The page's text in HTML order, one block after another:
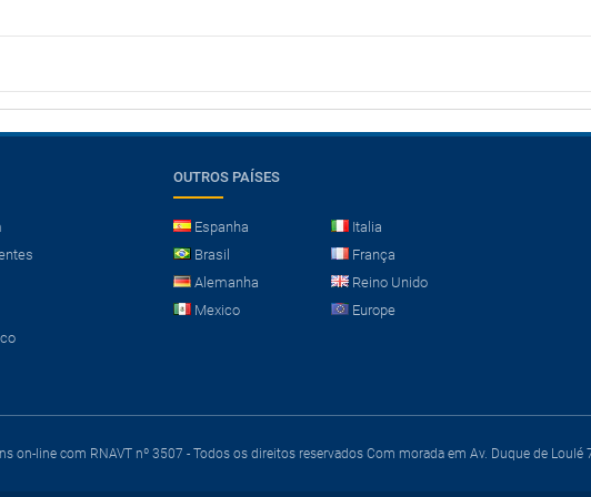
OUTROS PAÍSES
Espanha
Italia
Brasil
França
Alemanha
Reino Unido
Mexico
Europe
on-line com RNAVT nº 3507 - Todos os direitos reservados Com morada em Av. Duque de Loulé